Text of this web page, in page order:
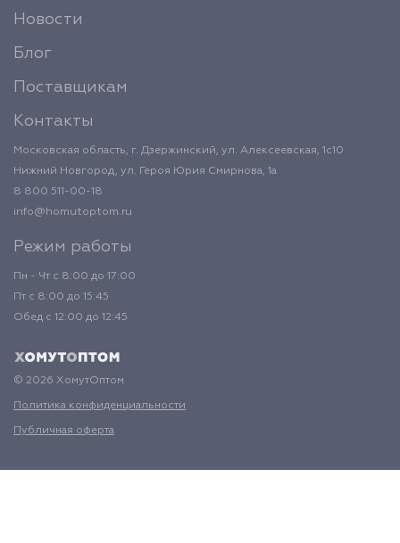
Новости
Блог
Поставщикам
Контакты
Московская область, г. Дзержинский, ул. Алексеевская, 1с10
Нижний Новгород, ул. Героя Юрия Смирнова, 1а
8 800 511-00-18
info@homutoptom.ru
Режим работы
Пн - Чт с 8:00 до 17:00
Пт с 8:00 до 15:45
Обед с 12:00 до 12:45
© 2026 ХомутОптом
Политика конфиденциальности
Публичная оферта